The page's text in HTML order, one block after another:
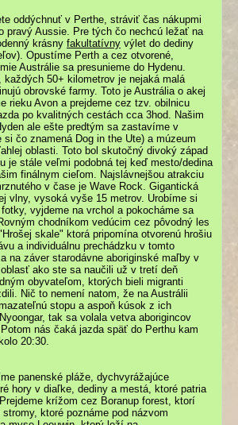
oddýchnuť v Perthe, stráviť čas nákupmi
pravý Aussie. Pre tých čo nechcú ležať na
krásny fakultatívny výlet do dediny
Opustíme Perth a cez otvorené,
Austrálie sa presunieme do Hydenu.
každých 50+ kilometrov je nejaká malá
obrovské farmy. Toto je Austrália o akej
rieku Avon a prejdeme cez tzv. obilnicu
po kvalitných cestách cca 3hod. Našim
ale ešte predtým sa zastavíme v
si čo znamená Dog in the Ute) a múzeum
oblasti. Toto bol skutočný divoký západ
je stále veľmi podobná tej keď mesto/dedina
finálnym cieľom. Najslávnejšou atrakciu
v čase je Wave Rock. Gigantická
vlny, vysoká vyše 15 metrov. Urobíme si
vyjdeme na vrchol a pokocháme sa
chodníkom vedúcim cez pôvodný les
skale" ktorá pripomína otvorenú hrošiu
a individuálnu prechádzku v tomto
na záver starodávne aboriginské maľby v
ako ste sa naučili už v tretí deň
obyvateľom, ktorých bieli migranti
Nič to nemení natom, že na Austrálii
stopu a aspoň kúsok z ich
tak sa volala vetva aborigincov
nás čaká jazda späť do Perthu kam
20:30.
panenské pláže, dychvyrážajúce
hory v diaľke, dediny a mestá, ktoré patria
krížom cez Boranup forest, ktorí
ktoré poznáme pod názvom